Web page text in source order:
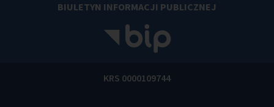
BIULETYN INFORMACJI PUBLICZNEJ
KRS 0000109744